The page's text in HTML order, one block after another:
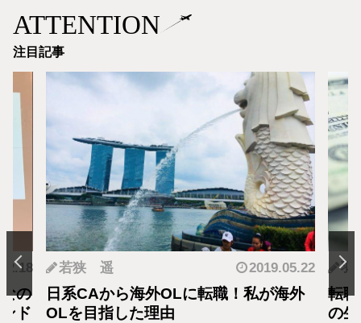
ATTENTION
注目記事
の
ド
若狭 遥 2019.05.22
日系CAから海外OLに転職！私が海外
OLを目指した理由
羽
転
の